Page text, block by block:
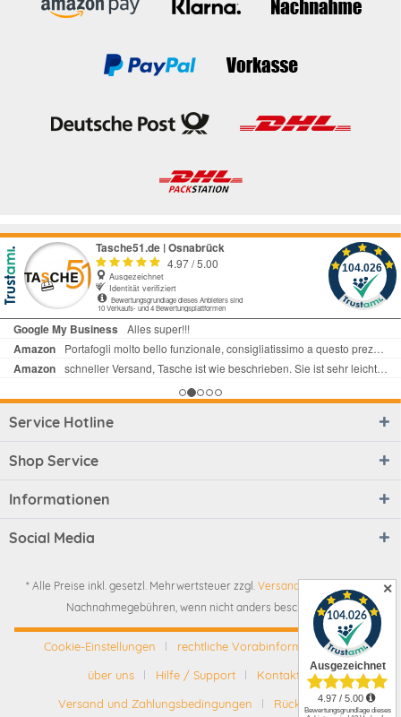
✕
Service Hotline
Shop Service
Informationen
Social Media
* Alle Preise inkl. gesetzl. Mehrwertsteuer zzgl. Versandkosten
Nachnahmegebühren, wenn nicht anders beschrieben
Cookie-Einstellungen
rechtliche Vorabinformationen
über uns
Hilfe / Support
Kontakt
Versand und Zahlungsbedingungen
Rückgabe